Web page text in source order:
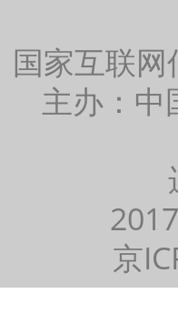
国家互联
主办：
京